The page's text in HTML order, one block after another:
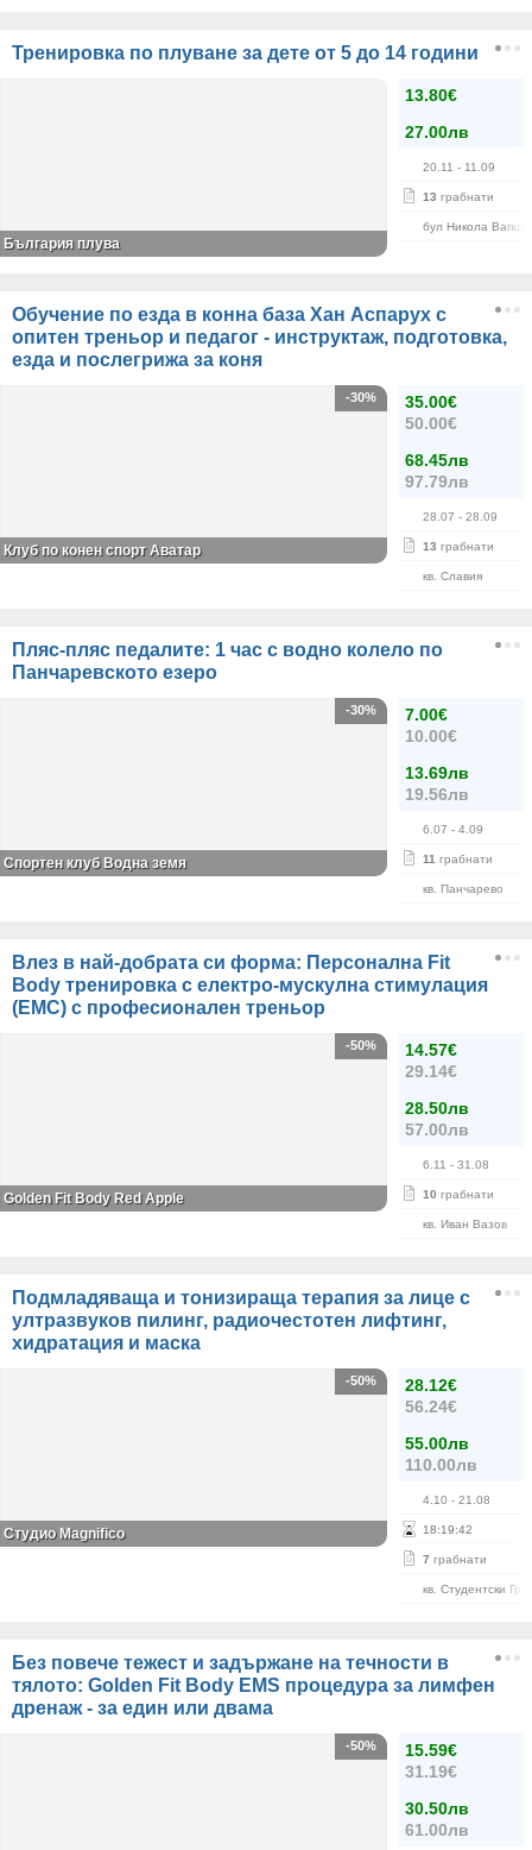
Тренировка по плуване за дете от 5 до 14 години
13.80€
27.00лв
20.11 - 11.09
13 грабнати
бул Никола
България плува
Обучение по езда в конна база Хан Аспарух с
опитен треньор и педагог - инструктаж, подготовка,
езда и послегрижа за коня
35.00€
50.00€
68.45лв
97.79лв
28.07 - 28.09
13 грабнати
кв. Славия
-30%
Клуб по конен спорт Аватар
Пляс-пляс педалите: 1 час с водно колело по
Панчаревското езеро
7.00€
10.00€
13.69лв
19.56лв
6.07 - 4.09
11 грабнати
кв. Панчарево
-30%
Спортен клуб Водна земя
Влез в най-добрата си форма: Персонална Fit
Body тренировка с електро-мускулна стимулация
(ЕМС) с професионален треньор
14.57€
29.14€
28.50лв
57.00лв
6.11 - 31.08
10 грабнати
кв. Иван Вазов
-50%
Golden Fit Body Red Apple
Подмладяваща и тонизираща терапия за лице с
ултразвуков пилинг, радиочестотен лифтинг,
хидратация и маска
28.12€
56.24€
55.00лв
110.00лв
4.10 - 21.08
18:19:42
7 грабнати
кв. Студентски
-50%
Студио Magnifico
Без повече тежест и задържане на течности в
тялото: Golden Fit Body EMS процедура за лимфен
дренаж - за един или двама
15.59€
31.19€
30.50лв
61.00лв
-50%